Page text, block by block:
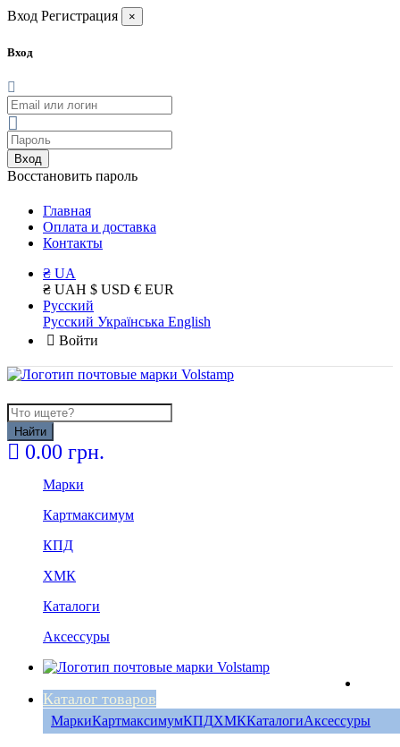
Вход Регистрация ×
Вход
Вход
Восстановить пароль
Главная
Оплата и доставка
Контакты
₴ UA
₴ UAH $ USD € EUR
Русский
Русский Українська English
Войти
Найти
0.00 грн.
Марки
Картмаксимум
КПД
ХМК
Каталоги
Аксессуры
Каталог товаров
МаркиКартмаксимумКПДХМККаталогиАксессуры